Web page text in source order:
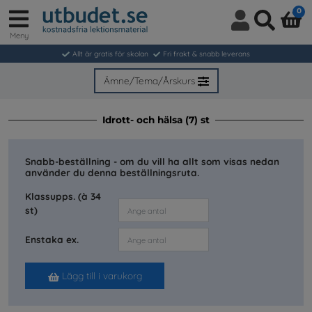
in
/
Meny
0
Allt är gratis för skolan Fri frakt & snabb leverans
Ämne/Tema/Årskurs
Idrott- och hälsa (7) st
Snabb-beställning - om du vill ha allt som visas nedan
använder du denna beställningsruta.
Klassupps. (à 34
st)
Enstaka ex.
Lägg till i varukorg